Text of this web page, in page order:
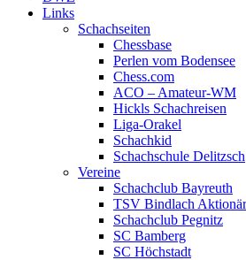
Links
Schachseiten
Chessbase
Perlen vom Bodensee
Chess.com
ACO – Amateur-WM
Hickls Schachreisen
Liga-Orakel
Schachkid
Schachschule Delitzsch
Vereine
Schachclub Bayreuth
TSV Bindlach Aktionär
Schachclub Pegnitz
SC Bamberg
SC Höchstadt